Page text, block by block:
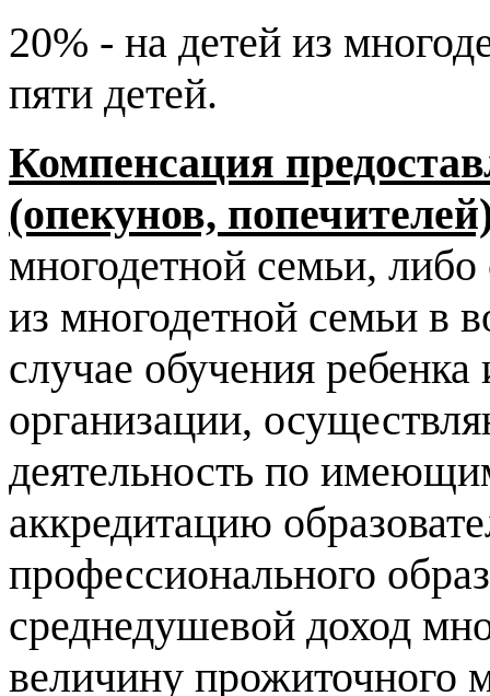
20% - на детей из
пяти детей.
Компенсация
(опекунов,
многодетной семьи,
из многодетной семьи в
случае обучения
организации,
деятельность по
аккредитацию
профессионального
среднедушевой доход
величину прожиточного